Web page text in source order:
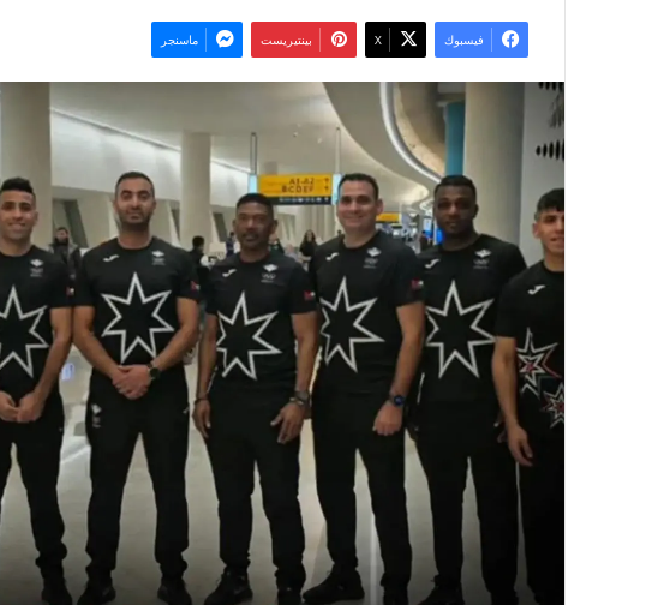
فيسبوك ‫X بينتيريست ماسنجر